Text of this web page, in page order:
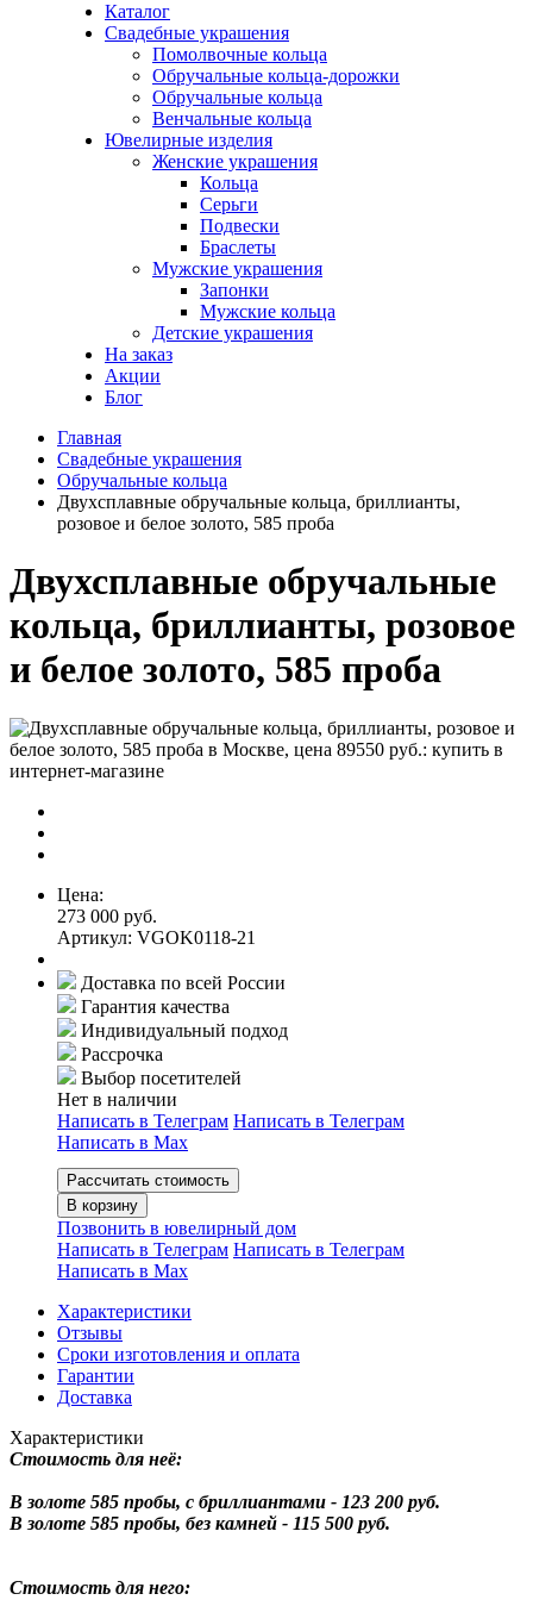
Каталог
Свадебные украшения
Помолвочные кольца
Обручальные кольца-дорожки
Обручальные кольца
Венчальные кольца
Ювелирные изделия
Женские украшения
Кольца
Серьги
Подвески
Браслеты
Мужские украшения
Запонки
Мужские кольца
Детские украшения
На заказ
Акции
Блог
Главная
Свадебные украшения
Обручальные кольца
Двухсплавные обручальные кольца, бриллианты,
розовое и белое золото, 585 проба
Двухсплавные обручальные
кольца, бриллианты, розовое
и белое золото, 585 проба
Цена:
273 000 руб.
Артикул: VGOK0118-21
Доставка по всей России
Гарантия качества
Индивидуальный подход
Рассрочка
Выбор посетителей
Нет в наличии
Написать в Телеграм Написать в Телеграм
Написать в Мах
Рассчитать стоимость
В корзину
Позвонить в ювелирный дом
Написать в Телеграм Написать в Телеграм
Написать в Мах
Характеристики
Отзывы
Сроки изготовления и оплата
Гарантии
Доставка
Характеристики
Стоимость для неё:
В золоте 585 пробы, с бриллиантами - 123 200 руб.
В золоте 585 пробы, без камней - 115 500 руб.
Стоимость для него: